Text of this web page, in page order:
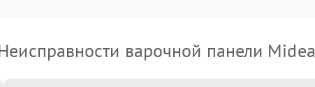
варочной панели Midea